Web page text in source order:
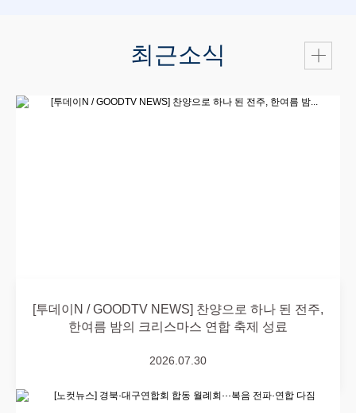
최근소식
[투데이N / GOODTV NEWS] 찬양으로 하나 된 전주,
한여름 밤의 크리스마스 연합 축제 성료
2026.07.30